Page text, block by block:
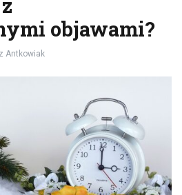
objawami?
Antkowiak